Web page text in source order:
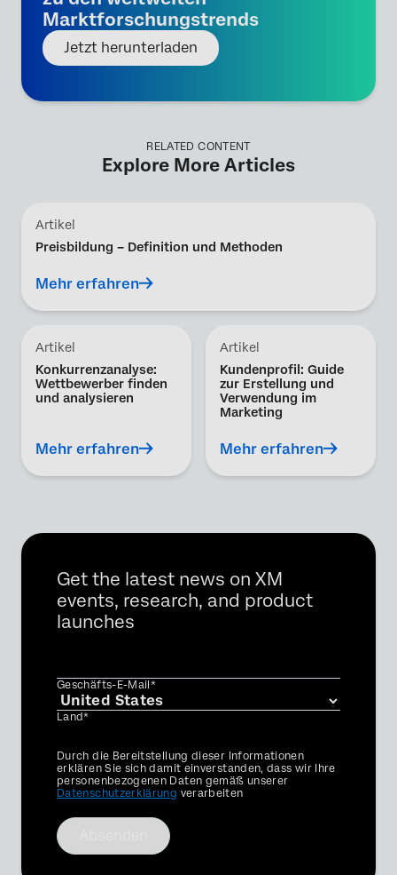
Marktforschungstrends
Jetzt herunterladen
RELATED CONTENT
Explore More Articles
Artikel
Preisbildung – Definition und Methoden
Mehr erfahren
Artikel
Konkurrenzanalyse:
Wettbewerber finden
und analysieren
Mehr erfahren
Artikel
Kundenprofil: Guide
zur Erstellung und
Verwendung im
Marketing
Mehr erfahren
Get the latest news on XM
events, research, and product
launches
Geschäfts-E-Mail*
Land*
Privacy
Optin
Durch die Bereitstellung dieser Informationen
erklären Sie sich damit einverstanden, dass wir Ihre
personenbezogenen Daten gemäß unserer
Datenschutzerklärung verarbeiten